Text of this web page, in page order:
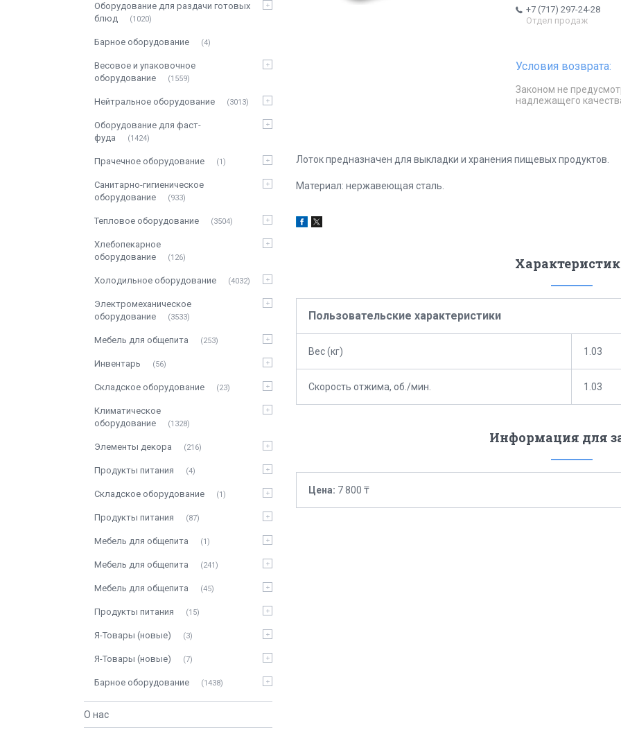
+7 (717) 297-24-28
Отдел продаж
Законом не
надлежащего
Лоток предназначен для выкладки и хранения пищевых продуктов.
Материал: нержавеющая сталь.
Пользовательские характеристики
Вес (кг) 1.03
Скорость отжима, об./мин. 1.03
Информация для
Цена: 7 800 ₸
Оборудование для раздачи готовых
блюд
1020
Барное оборудование 4
Весовое и упаковочное
оборудование
1559
Нейтральное оборудование 3013
Оборудование для фаст-
фуда
1424
Прачечное оборудование 1
Санитарно-гигиеническое
оборудование
933
Тепловое оборудование 3504
Хлебопекарное
оборудование
126
Холодильное оборудование 4032
Электромеханическое
оборудование
3533
Мебель для общепита 253
Инвентарь 56
Складское оборудование 23
Климатическое
оборудование
1328
Элементы декора 216
Продукты питания 4
Складское оборудование 1
Продукты питания 87
Мебель для общепита 1
Мебель для общепита 241
Мебель для общепита 45
Продукты питания 15
Я-Товары (новые) 3
Я-Товары (новые) 7
Барное оборудование 1438
О нас